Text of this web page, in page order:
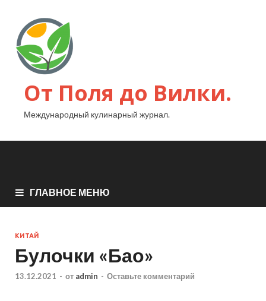
От Поля до Вилки.
Международный кулинарный журнал.
ГЛАВНОЕ МЕНЮ
КИТАЙ
Булочки «Бао»
13.12.2021 - от admin - Оставьте комментарий